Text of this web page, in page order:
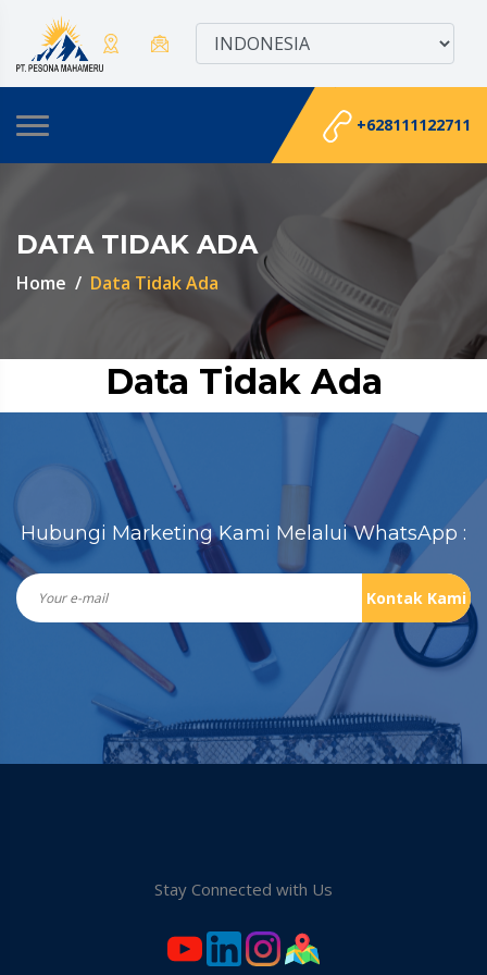
+628111122711
DATA TIDAK ADA
Home Data Tidak Ada
Data Tidak Ada
Hubungi Marketing Kami Melalui WhatsApp :
Kontak Kami
Stay Connected with Us